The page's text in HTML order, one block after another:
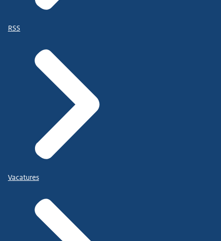
RSS
Vacatures